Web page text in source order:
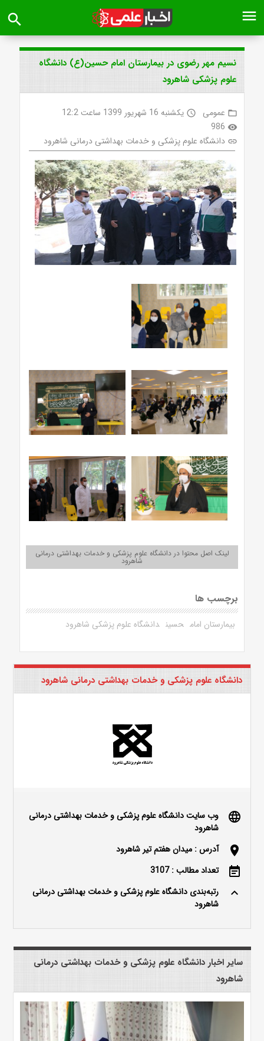
menu
search
نسیم مهر رضوی در بیمارستان امام حسین(ع) دانشگاه
علوم پزشکی شاهرود
folder_open عمومی access_time یکشنبه 16 شهریور 1399 ساعت 12:2
visibility
986
link دانشگاه علوم پزشکی و خدمات بهداشتی درمانی شاهرود
لینک اصل محتوا در دانشگاه علوم پزشکی و خدمات بهداشتی درمانی
شاهرود
برچسب ها
بیمارستان امام حسین دانشگاه علوم پزشکی شاهرود
دانشگاه علوم پزشکی و خدمات بهداشتی درمانی شاهرود
language
وب سایت دانشگاه علوم پزشکی و خدمات بهداشتی درمانی
شاهرود
location_on آدرس : میدان هفتم تیر شاهرود
event_note تعداد مطالب : 3107
keyboard_arrow_up
رتبه‌بندی دانشگاه علوم پزشکی و خدمات بهداشتی درمانی
شاهرود
سایر اخبار دانشگاه علوم پزشکی و خدمات بهداشتی درمانی
شاهرود